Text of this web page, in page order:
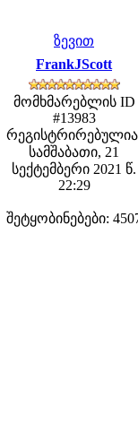
ზევით
FrankJScott
მომხმარებლის ID
#13983
სამშაბათი, 21
სექტემბერი 2021 წ.
22:29
შეტყობინებები: